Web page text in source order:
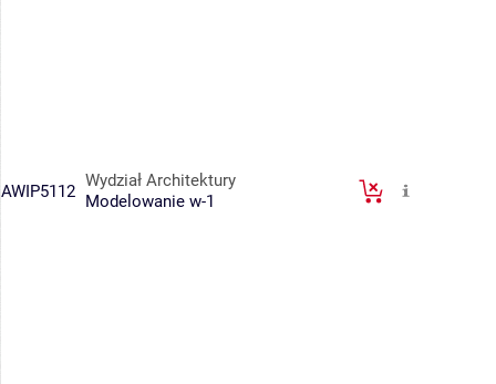
AWIP5112
Wydział Architektury
Modelowanie w-1